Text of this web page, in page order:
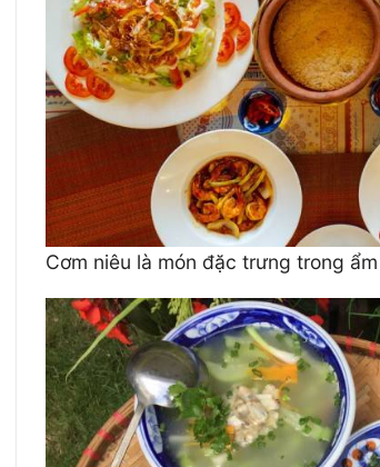
Cơm niêu là món đặc trưng trong